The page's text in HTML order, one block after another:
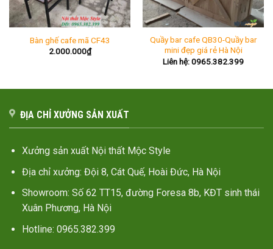
Bàn ghế cafe mã CF43
2.000.000₫
Quầy bar cafe QB30-Quầy bar
mini đẹp giá rẻ Hà Nội
Liên hệ: 0965.382.399
ĐỊA CHỈ XƯỞNG SẢN XUẤT
Xưởng sản xuất Nội thất Mộc Style
Địa chỉ xưởng: Đội 8, Cát Quế, Hoài Đức, Hà Nội
Showroom: Số 62 TT15, đường Foresa 8b, KĐT sinh thái
Xuân Phương, Hà Nội
Hotline: 0965.382.399